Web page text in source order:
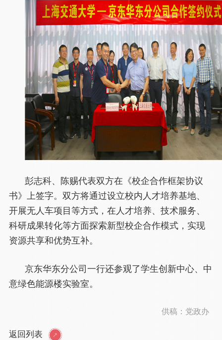
彭志科、陈赐代表双方在《校企合作框架协议
书》上签字。双方将通过设立校内人才培养基地、
开展无人车项目等方式，在人才培养、技术服务、
科研成果转化等方面探索新型校企合作模式，实现
资源共享和优势互补。
京东华东分公司一行还参观了学生创新中心、中
意绿色能源楼实验室。
供稿：党政办
返回列表